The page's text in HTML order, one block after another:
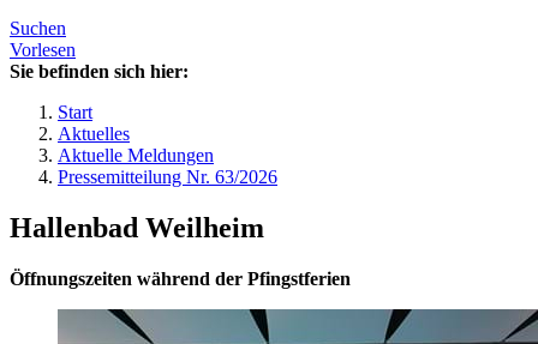
Suchen
Vorlesen
Sie befinden sich hier:
Start
Aktuelles
Aktuelle Meldungen
Pressemitteilung Nr. 63/2026
Hallenbad Weilheim
Öffnungszeiten während der Pfingstferien